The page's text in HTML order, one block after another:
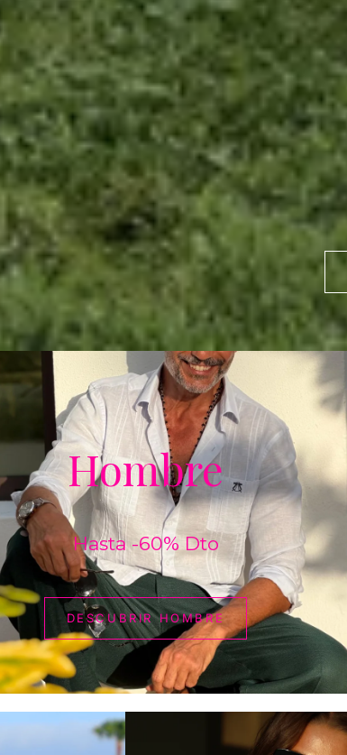
Hombre
Hasta -60% Dto
DESCUBRIR HOMBRE